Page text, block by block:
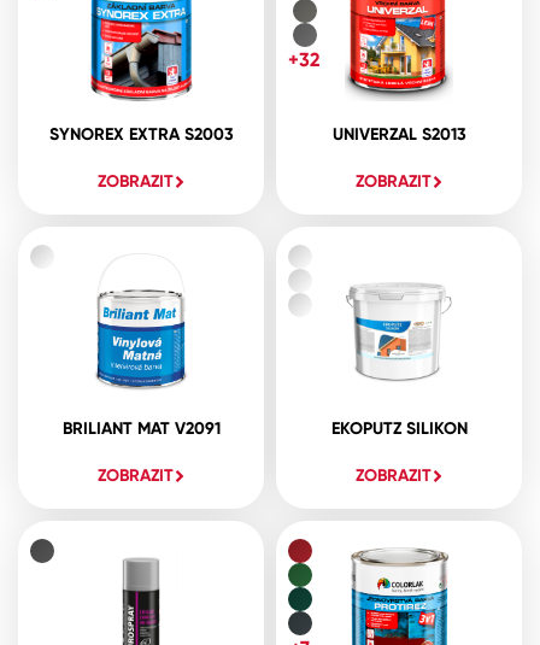
SYNOREX EXTRA S2003
ZOBRAZIT
UNIVERZAL S2013
ZOBRAZIT
+32
BRILIANT MAT V2091
ZOBRAZIT
EKOPUTZ SILIKON
ZOBRAZIT